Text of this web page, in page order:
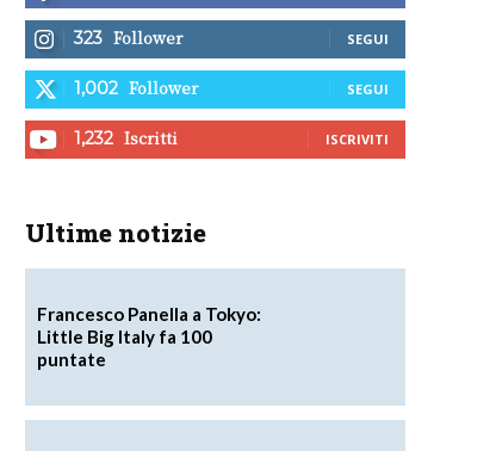
323 Follower SEGUI
1,002 Follower SEGUI
1,232 Iscritti ISCRIVITI
Ultime notizie
Francesco Panella a Tokyo:
Little Big Italy fa 100
puntate